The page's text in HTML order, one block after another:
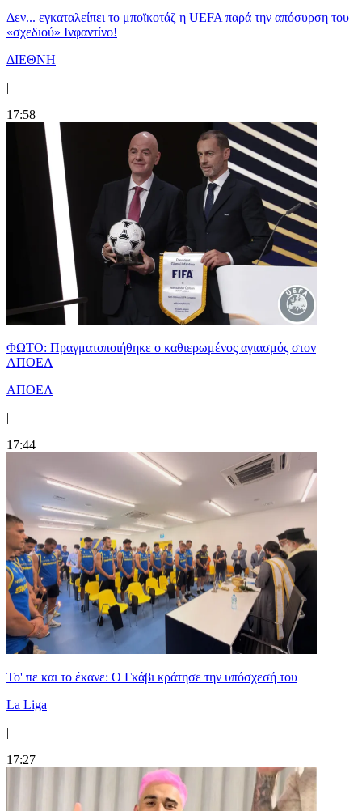
Δεν... εγκαταλείπει το μποϊκοτάζ η UEFA παρά την απόσυρση του
«σχεδιού» Ινφαντίνο!
ΔΙΕΘΝΗ
|
17:58
ΦΩΤΟ: Πραγματοποιήθηκε ο καθιερωμένος αγιασμός στον
ΑΠΟΕΛ
ΑΠΟΕΛ
|
17:44
Το' πε και το έκανε: Ο Γκάβι κράτησε την υπόσχεσή του
La Liga
|
17:27